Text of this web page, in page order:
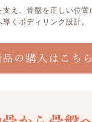
支え、骨盤を正しい位置
くボディリンク設計。